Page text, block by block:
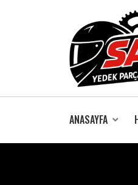
ANASAYFA